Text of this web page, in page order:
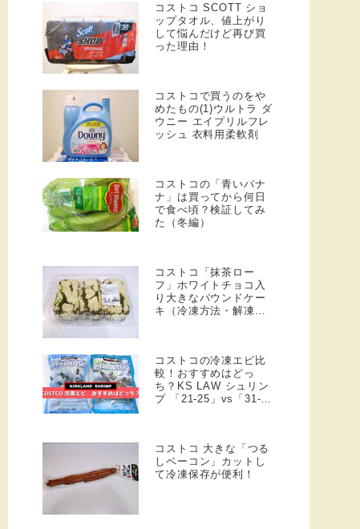
コストコ SCOTT ショ
ップタオル、値上がり
して悩んだけど再び買
った理由！
コストコで買うのをや
めたもの(1)ウルトラ ダ
ウニー エイプリルフレ
ッシュ 衣料用柔軟剤
コストコの「青いバナ
ナ」は買ってから何日
で食べ頃？検証してみ
た（冬編）
コストコ「抹茶ロー
フ」ホワイトチョコ入
り大きなパウンドケー
キ（冷凍方法・解凍方
コストコの冷凍エビ比
較！おすすめはどっ
ち？KS LAW シュリン
プ 「21-25」vs「31-
コストコ 大きな「つる
しベーコン」カットし
て冷凍保存が便利！